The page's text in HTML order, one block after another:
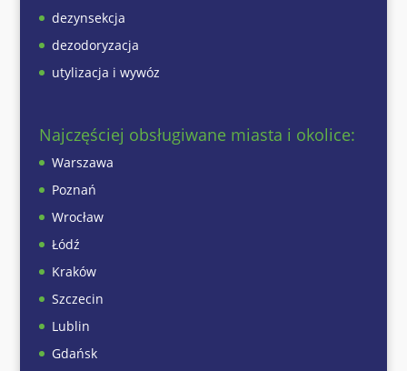
dezynsekcja
dezodoryzacja
utylizacja i wywóz
Najczęściej obsługiwane miasta i okolice:
Warszawa
Poznań
Wrocław
Łódź
Kraków
Szczecin
Lublin
Gdańsk